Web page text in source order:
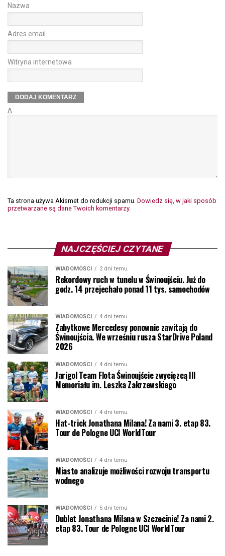
Nazwa
Adres email
Witryna internetowa
Δ
Ta strona używa Akismet do redukcji spamu. Dowiedz się, w jaki sposób
przetwarzane są dane Twoich komentarzy.
NAJCZĘŚCIEJ CZYTANE
WIADOMOŚCI 2 dni temu
Rekordowy ruch w tunelu w Świnoujściu. Już do
godz. 14 przejechało ponad 11 tys. samochodów
WIADOMOŚCI 4 dni temu
Zabytkowe Mercedesy ponownie zawitają do
Świnoujścia. We wrześniu rusza StarDrive Poland
2026
WIADOMOŚCI 4 dni temu
Jarigol Team Flota Świnoujście zwycięzcą III
Memoriału im. Leszka Zakrzewskiego
WIADOMOŚCI 4 dni temu
Hat-trick Jonathana Milana! Za nami 3. etap 83.
Tour de Pologne UCI WorldTour
WIADOMOŚCI 4 dni temu
Miasto analizuje możliwości rozwoju transportu
wodnego
WIADOMOŚCI 5 dni temu
Dublet Jonathana Milana w Szczecinie! Za nami 2.
etap 83. Tour de Pologne UCI WorldTour